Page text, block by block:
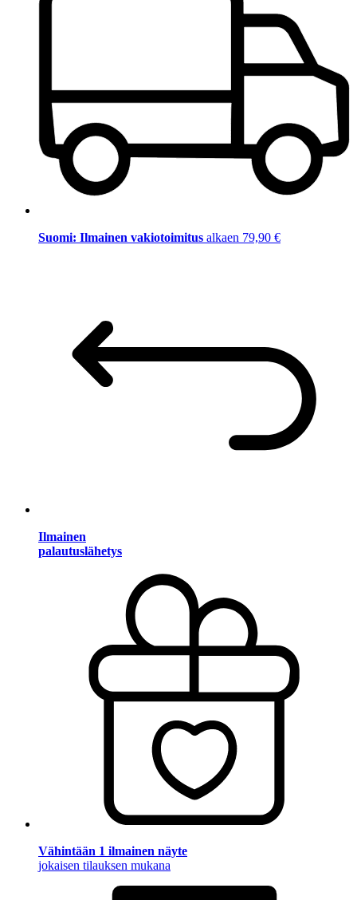
Suomi: Ilmainen vakiotoimitus alkaen 79,90 €
Ilmainen
palautuslähetys
Vähintään 1 ilmainen näyte
jokaisen tilauksen mukana